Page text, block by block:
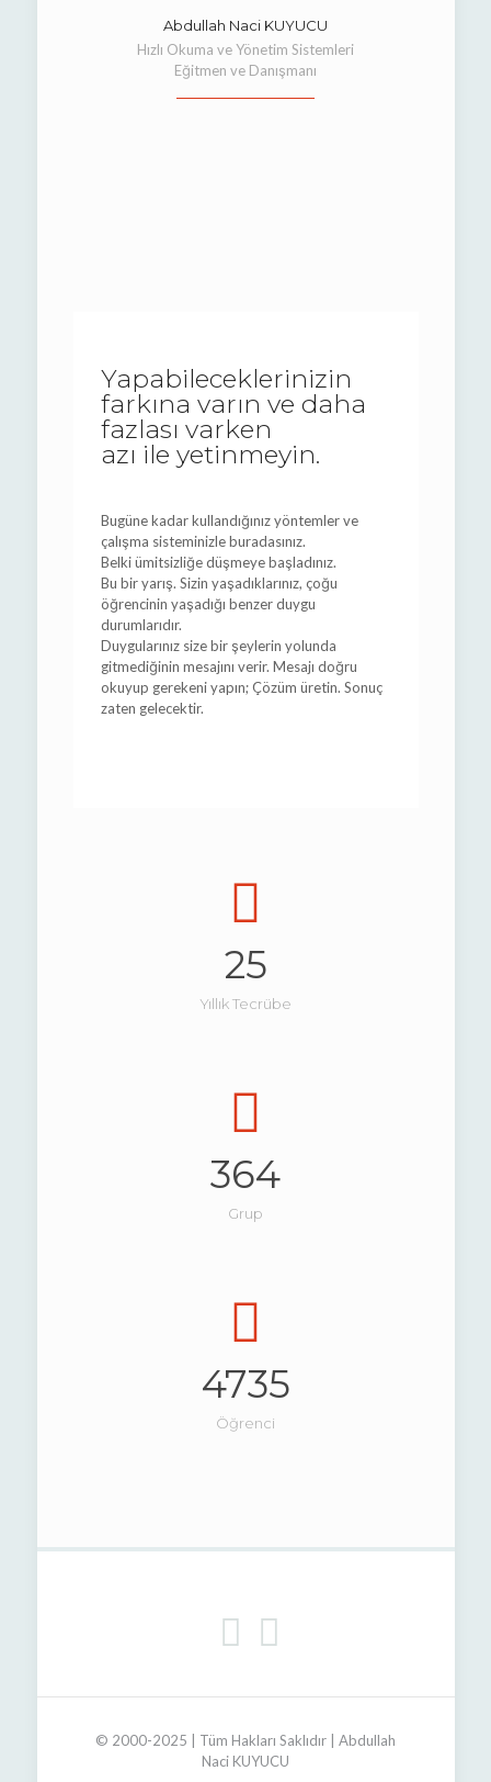
Abdullah Naci KUYUCU
Hızlı Okuma ve Yönetim Sistemleri
Eğitmen ve Danışmanı
Yapabileceklerinizin
farkına varın ve daha
fazlası varken
azı ile yetinmeyin.
Bugüne kadar kullandığınız yöntemler ve
çalışma sisteminizle buradasınız.
Belki ümitsizliğe düşmeye başladınız.
Bu bir yarış. Sizin yaşadıklarınız, çoğu
öğrencinin yaşadığı benzer duygu
durumlarıdır.
Duygularınız size bir şeylerin yolunda
gitmediğinin mesajını verir. Mesajı doğru
okuyup gerekeni yapın; Çözüm üretin. Sonuç
zaten gelecektir.
25
Yıllık Tecrübe
364
Grup
4735
Öğrenci
© 2000-2025 | Tüm Hakları Saklıdır | Abdullah
Naci KUYUCU